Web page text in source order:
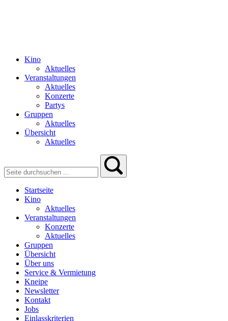
Kino
Aktuelles
Veranstaltungen
Aktuelles
Konzerte
Partys
Gruppen
Aktuelles
Übersicht
Aktuelles
Startseite
Kino
Aktuelles
Veranstaltungen
Konzerte
Aktuelles
Gruppen
Übersicht
Über uns
Service & Vermietung
Kneipe
Newsletter
Kontakt
Jobs
Einlasskriterien